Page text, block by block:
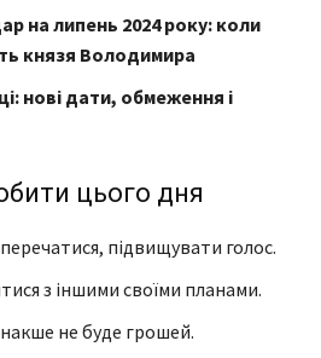
на липень 2024 року: коли
князя Володимира
нові дати, обмеження і
цього дня
підвищувати голос.
з іншими своїми планами.
не буде грошей.